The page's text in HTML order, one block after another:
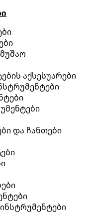
აქსესუარები
და ჩანთები